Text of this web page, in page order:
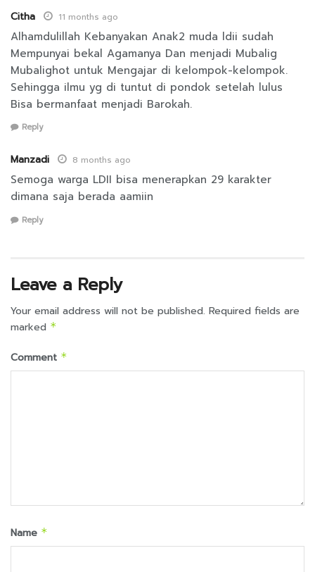
Citha 11 months ago
Alhamdulillah Kebanyakan Anak2 muda ldii sudah
Mempunyai bekal Agamanya Dan menjadi Mubalig
Mubalighot untuk Mengajar di kelompok-kelompok.
Sehingga ilmu yg di tuntut di pondok setelah lulus
Bisa bermanfaat menjadi Barokah.
Reply
Manzadi 8 months ago
Semoga warga LDII bisa menerapkan 29 karakter
dimana saja berada aamiin
Reply
Leave a Reply
Your email address will not be published. Required fields are
marked *
Comment *
Name *